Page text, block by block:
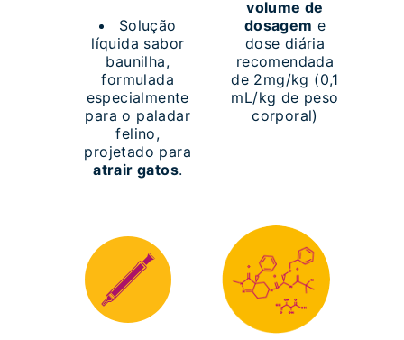
Solução
líquida sabor
baunilha,
formulada
especialmente
para o paladar
felino,
projetado para
atrair gatos.
volume de
dosagem e
dose diária
recomendada
de 2mg/kg (0,1
mL/kg de peso
corporal)